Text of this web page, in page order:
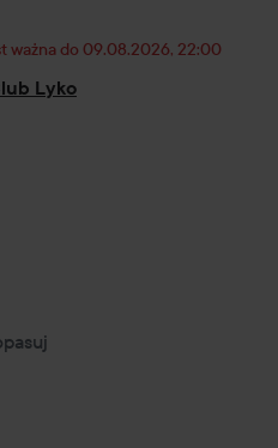
ważna do 09.08.2026, 22:00
Lyko